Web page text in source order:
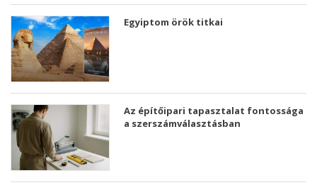
Egyiptom örök titkai
Az építőipari tapasztalat fontossága
a szerszámválasztásban